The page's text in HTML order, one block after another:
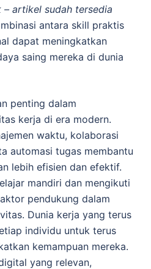
– artikel sudah tersedia
antara skill praktis
dapat meningkatkan
saing mereka di dunia
penting dalam
kerja di era modern.
waktu, kolaborasi
automasi tugas membantu
lebih efisien dan efektif.
mandiri dan mengikuti
pendukung dalam
Dunia kerja yang terus
individu untuk terus
kemampuan mereka.
yang relevan,